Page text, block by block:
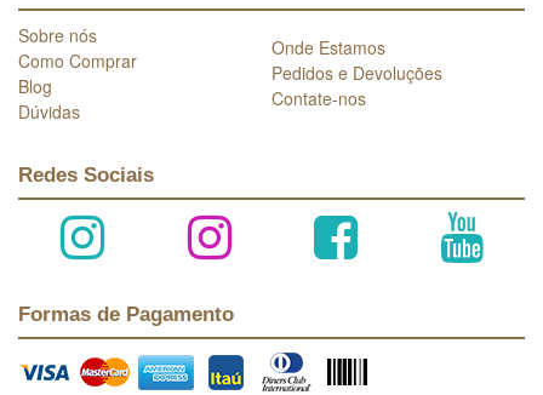
Sobre nós
Como Comprar
Blog
Dúvidas
Onde Estamos
Pedidos e Devoluções
Contate-nos
Redes Sociais
Formas de Pagamento